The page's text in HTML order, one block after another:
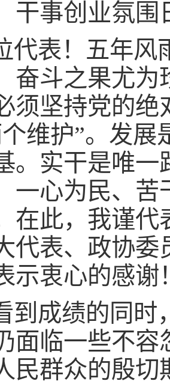
干事创业氛围
代表！五年风
奋斗之果尤
须坚持党的绝
维护”。发
。实干是唯
一心为民、
在此，我谨
代表、政协委
示衷心的感谢
到成绩的同时
面临一些不容
民群众的殷